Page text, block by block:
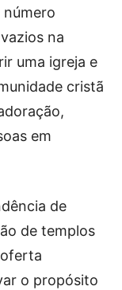
na
uma igreja e
cristã
em
de
de templos
o propósito